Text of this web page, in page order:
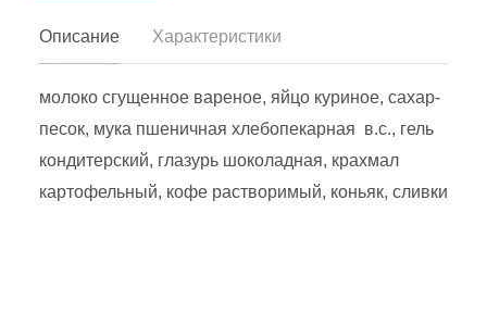
Описание Характеристики
молоко сгущенное вареное, яйцо куриное, сахар-
песок, мука пшеничная хлебопекарная в.с., гель
кондитерский, глазурь шоколадная, крахмал
картофельный, кофе растворимый, коньяк, сливки